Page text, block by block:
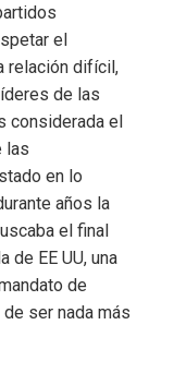
el
relación difícil,
de las
considerada el
las
en lo
años la
el final
de EE UU, una
de
ser nada más